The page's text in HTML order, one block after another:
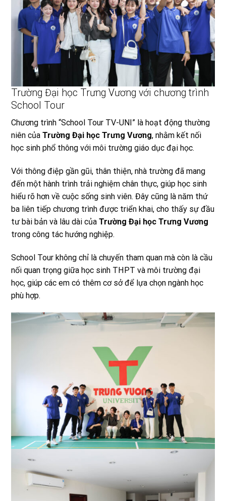
Trường Đại học Trưng Vương với chương trình
School Tour
Chương trình “School Tour TV-UNI” là hoạt động thường
niên của Trường Đại học Trưng Vương, nhằm kết nối
học sinh phổ thông với môi trường giáo dục đại học.
Với thông điệp gần gũi, thân thiện, nhà trường đã mang
đến một hành trình trải nghiệm chân thực, giúp học sinh
hiểu rõ hơn về cuộc sống sinh viên. Đây cũng là năm thứ
ba liên tiếp chương trình được triển khai, cho thấy sự đầu
tư bài bản và lâu dài của Trường Đại học Trưng Vương
trong công tác hướng nghiệp.
School Tour không chỉ là chuyến tham quan mà còn là cầu
nối quan trọng giữa học sinh THPT và môi trường đại
học, giúp các em có thêm cơ sở để lựa chọn ngành học
phù hợp.